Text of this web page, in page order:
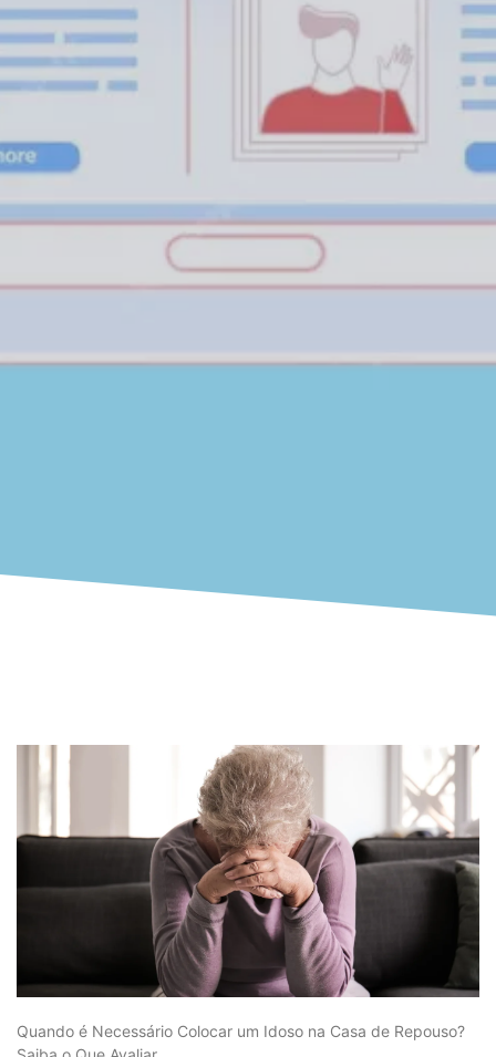
Quando é Necessário Colocar um Idoso na Casa de Repouso?